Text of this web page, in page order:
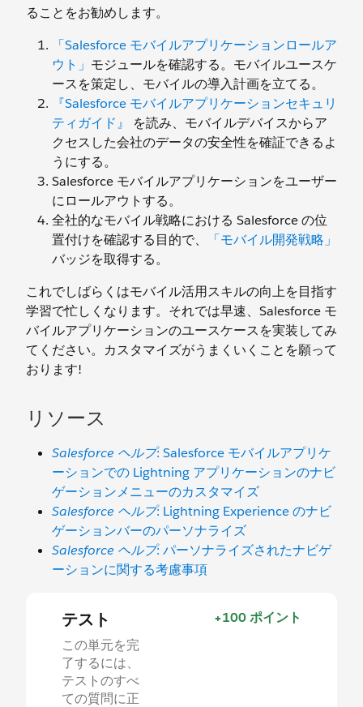
ることをお勧めします。
「Salesforce モバイルアプリケーションロールア
ウト」 モジュールを確認する。モバイルユースケ
ースを策定し、モバイルの導入計画を立てる。
『Salesforce モバイルアプリケーションセキュリ
ティガイド』
を読み、モバイルデバイスからア
クセスした会社のデータの安全性を確証できるよ
うにする。
Salesforce モバイルアプリケーションをユーザー
にロールアウトする。
全社的なモバイル戦略における Salesforce の位
置付けを確認する目的で、
「モバイル開発戦略」
バッジを取得する。
これでしばらくはモバイル活用スキルの向上を目指す
学習で忙しくなります。それでは早速、Salesforce モ
バイルアプリケーションのユースケースを実装してみ
てください。カスタマイズがうまくいくことを願って
おります!
リソース
Salesforce ヘルプ: Salesforce モバイルアプリケ
ーションでの Lightning アプリケーションのナビ
ゲーションメニューのカスタマイズ
Salesforce ヘルプ: Lightning Experience のナビ
ゲーションバーのパーソナライズ
Salesforce ヘルプ: パーソナライズされたナビゲ
ーションに関する考慮事項